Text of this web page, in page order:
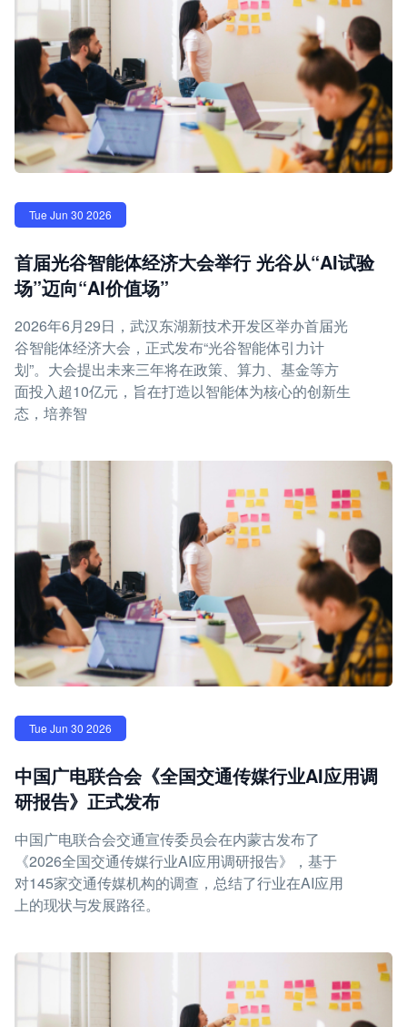
Tue Jun 30 2026
首届光谷智能体经济大会举行 光谷从“AI试验
场”迈向“AI价值场”
2026年6月29日，武汉东湖新技术开发区举办首届光
谷智能体经济大会，正式发布“光谷智能体引力计
划”。大会提出未来三年将在政策、算力、基金等方
面投入超10亿元，旨在打造以智能体为核心的创新生
态，培养智
Tue Jun 30 2026
中国广电联合会《全国交通传媒行业AI应用调
研报告》正式发布
中国广电联合会交通宣传委员会在内蒙古发布了
《2026全国交通传媒行业AI应用调研报告》，基于
对145家交通传媒机构的调查，总结了行业在AI应用
上的现状与发展路径。